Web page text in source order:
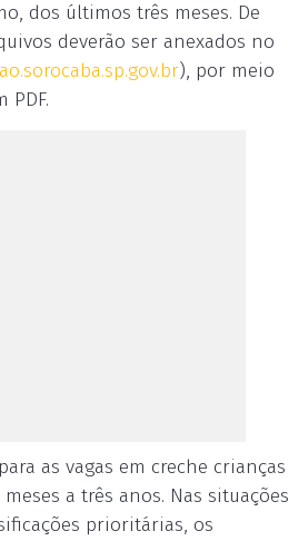
dos últimos três meses. De
deverão ser anexados no
), por meio
PDF.
as vagas em creche crianças
a três anos. Nas situações
prioritárias, os